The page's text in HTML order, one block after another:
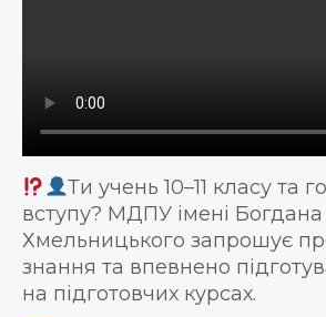
Ти учень 10–11 класу та
вступу? МДПУ імені Богдана
Хмельницького запрошує
знання та впевнено
на підготовчих курсах.